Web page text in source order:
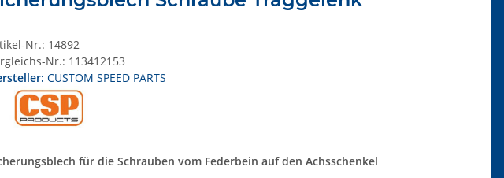
Nr.: 14892
Nr.: 113412153
CUSTOM SPEED PARTS
für die Schrauben vom Federbein auf den Achsschenkel